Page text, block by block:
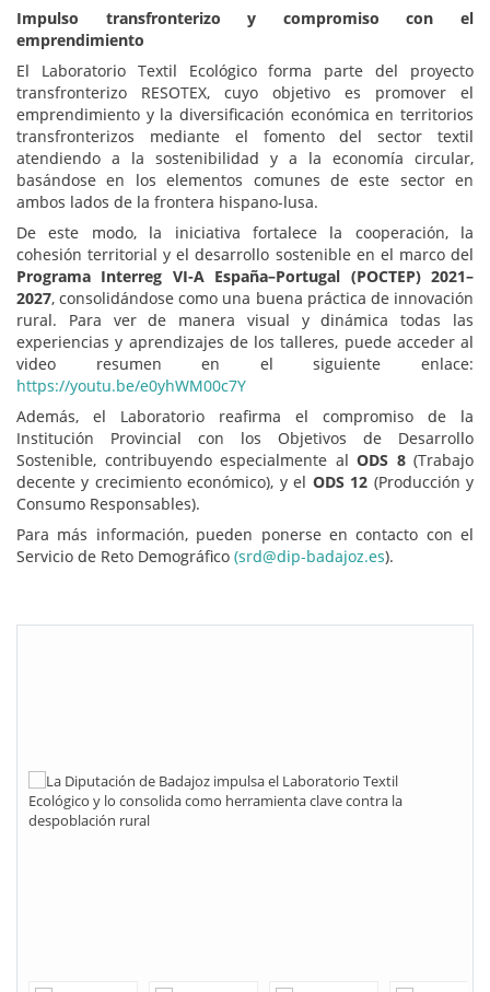
Impulso transfronterizo y compromiso con el
emprendimiento
El Laboratorio Textil Ecológico forma parte del proyecto
transfronterizo RESOTEX, cuyo objetivo es promover el
emprendimiento y la diversificación económica en territorios
transfronterizos mediante el fomento del sector textil
atendiendo a la sostenibilidad y a la economía circular,
basándose en los elementos comunes de este sector en
ambos lados de la frontera hispano-lusa.
De este modo, la iniciativa fortalece la cooperación, la
cohesión territorial y el desarrollo sostenible en el marco del
Programa Interreg VI-A España–Portugal (POCTEP) 2021–
2027, consolidándose como una buena práctica de innovación
rural. Para ver de manera visual y dinámica todas las
experiencias y aprendizajes de los talleres, puede acceder al
video resumen en el siguiente enlace:
https://youtu.be/e0yhWM00c7Y
Además, el Laboratorio reafirma el compromiso de la
Institución Provincial con los Objetivos de Desarrollo
Sostenible, contribuyendo especialmente al ODS 8(Trabajo
decente y crecimiento económico), y el ODS 12 (Producción y
Consumo Responsables).
Para más información, pueden ponerse en contacto con el
Servicio de Reto Demográfico (srd@dip-badajoz.es).